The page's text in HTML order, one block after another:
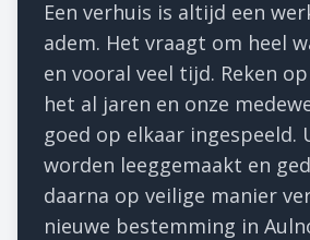
Een verhuis is altijd een
adem. Het vraagt om heel
en vooral veel tijd. Reken
het al jaren en onze
goed op elkaar ingespeeld.
worden leeggemaakt en
daarna op veilige manier
nieuwe bestemming in